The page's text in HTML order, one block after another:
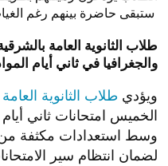
طلاب الثانوية العامة
والجغرافيا في ثاني أيام
ويؤدي طلاب الثانوية العامة
الخميس امتحانات ثاني
وسط استعدادات مكثفة من
لضمان انتظام سير